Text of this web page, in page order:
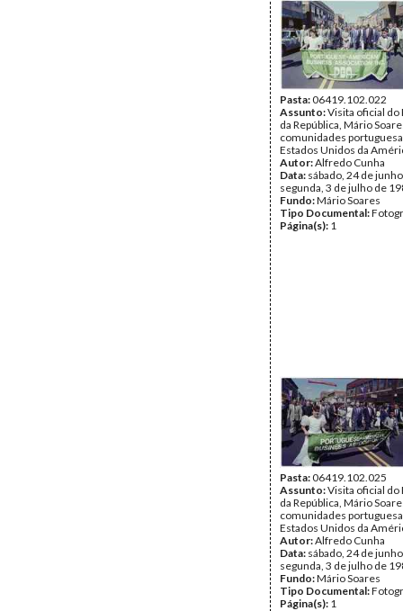
Pasta:06419.102.022
Assunto:Visita oficial
da República, Mário
comunidades
Estados Unidos da
Autor:Alfredo Cunha
Data: sábado, 24 de
segunda, 3 de julho de
Fundo:Mário Soares
Tipo Documental:
Página(s): 1
Pasta:06419.102.025
Assunto:Visita oficial
da República, Mário
comunidades
Estados Unidos da
Autor:Alfredo Cunha
Data: sábado, 24 de
segunda, 3 de julho de
Fundo:Mário Soares
Tipo Documental:
Página(s): 1